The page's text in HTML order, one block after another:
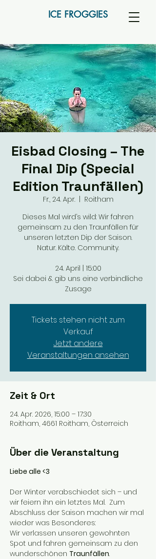
ICE FROGGIES
Eisbad Closing – The
Final Dip (Special
Edition Traunfällen)
Fr., 24. Apr.
  |
Roitham
Dieses Mal wird’s wild: Wir fahren
gemeinsam zu den Traunfällen für
unseren letzten Dip der Saison.
Natur. Kälte. Community.
24. April | 15:00
Sei dabei & gib uns eine verbindliche
Zusage
Tickets stehen nicht zum
Verkauf
Jetzt andere
Veranstaltungen ansehen
Zeit & Ort
24. Apr. 2026, 15:00 – 17:30
Roitham, 4661 Roitham, Österreich
Über die Veranstaltung
Liebe alle <3
Der Winter verabschiedet sich – und
wir feiern ihn ein letztes Mal.  Zum
Abschluss der Saison machen wir mal
wieder was Besonderes:
Wir verlassen unseren gewohnten
Spot und fahren gemeinsam zu den
wunderschönen Traunfällen.